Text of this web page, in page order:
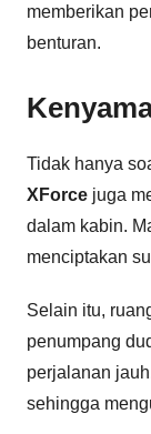
memberikan
benturan.
Tidak hanya
XForce juga
dalam kabin.
menciptakan
Selain itu,
penumpang
perjalanan
sehingga